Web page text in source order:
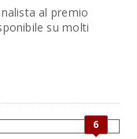
al premio
su molti
6